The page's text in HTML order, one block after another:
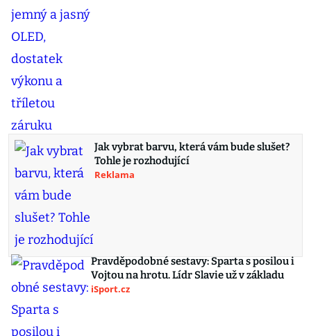
Jak vybrat barvu, která vám bude slušet?
Tohle je rozhodující
Reklama
Pravděpodobné sestavy: Sparta s posilou i
Vojtou na hrotu. Lídr Slavie už v základu
iSport.cz